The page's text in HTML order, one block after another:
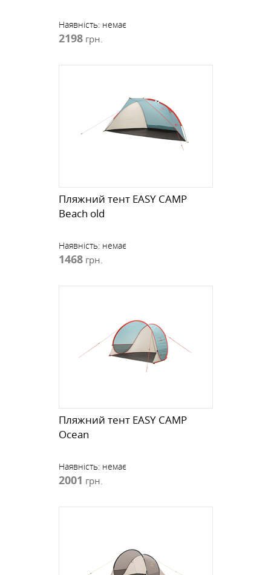
Наявність: немає
2198 грн.
Пляжний тент EASY CAMP
Beach old
Наявність: немає
1468 грн.
Пляжний тент EASY CAMP
Ocean
Наявність: немає
2001 грн.